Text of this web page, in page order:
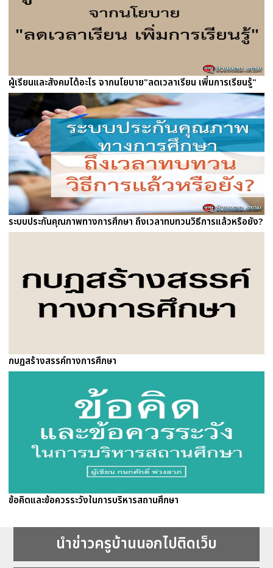
ผู้เรียนและสังคมได้อะไร จากนโยบาย"ลดเวลาเรียน เพิ่มการเรียนรู้"
ระบบประกันคุณภาพทางการศึกษา ถึงเวลาทบทวนวิธีการแล้วหรือยัง?
กบฏสร้างสรรค์ทางการศึกษา
ข้อคิดและข้อควรระวังในการบริหารสถานศึกษา
นำข่าวครูบ้านนอกไปติดเว็บ